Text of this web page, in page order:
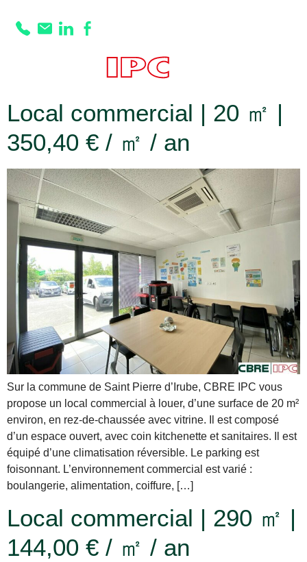
Prestation :
Carrelages
Local commercial | 20 ㎡ |
350,40 € / ㎡ / an
Sur la commune de Saint Pierre d’Irube, CBRE IPC vous
propose un local commercial à louer, d’une surface de 20 m²
environ, en rez-de-chaussée avec vitrine. Il est composé
d’un espace ouvert, avec coin kitchenette et sanitaires. Il est
équipé d’une climatisation réversible. Le parking est
foisonnant. L’environnement commercial est varié :
boulangerie, alimentation, coiffure, […]
Local commercial | 290 ㎡ |
144,00 € / ㎡ / an